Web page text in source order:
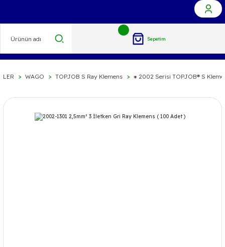
Sepetim
WAGO TOPJOB S Ray Klemens ⁕ 2002 Serisi TOPJOB® S